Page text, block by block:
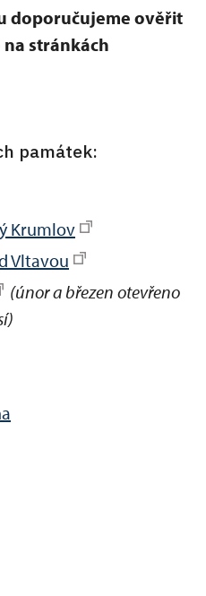
doporučujeme ověřit
stránkách
památek:
Krumlov
Vltavou
(únor a březen otevřeno